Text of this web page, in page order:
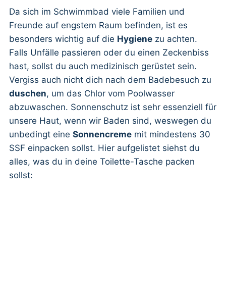
Da sich im Schwimmbad viele Familien und
Freunde auf engstem Raum befinden, ist es
besonders wichtig auf die Hygiene zu achten.
Falls Unfälle passieren oder du einen Zeckenbiss
hast, sollst du auch medizinisch gerüstet sein.
Vergiss auch nicht dich nach dem Badebesuch zu
duschen, um das Chlor vom Poolwasser
abzuwaschen. Sonnenschutz ist sehr essenziell für
unsere Haut, wenn wir Baden sind, weswegen du
unbedingt eine Sonnencreme mit mindestens 30
SSF einpacken sollst. Hier aufgelistet siehst du
alles, was du in deine Toilette-Tasche packen
sollst: